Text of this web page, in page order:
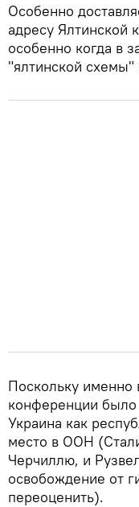
Особенно
адресу Ялтинской
особенно когда в
"ялтинской схемы"
Поскольку именно
конференции было
Украина как
место в ООН
Черчиллю, и
освобождение от
переоценить).